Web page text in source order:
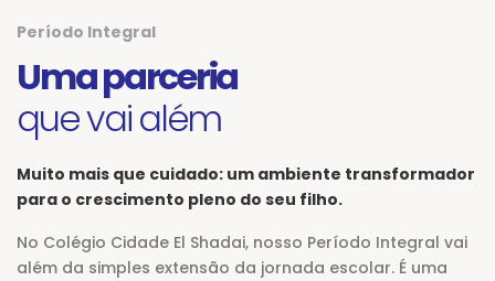
Período Integral
Uma parceria
que vai além
Muito mais que cuidado: um ambiente transformador
para o crescimento pleno do seu filho.
No Colégio Cidade El Shadai, nosso Período Integral vai
além da simples extensão da jornada escolar. É uma